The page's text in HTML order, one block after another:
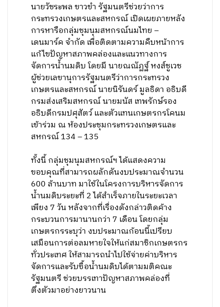
นายวัชระพล ขาวขำ รัฐมนตรีช่วยว่าการ
กระทรวงเกษตรและสหกรณ์ เปิดเผยภายหลัง
การหารือกลุ่มชุมนุมสหกรณ์นมไทย –
เดนมาร์ค จำกัด เพื่อติดตามความคืบหน้าการ
แก้ไขปัญหาสภาพคล่องและแนวทางการ
จัดการน้ำนมดิบ โดยมี นายณณัฏฐ์ หงส์ชูเวช
ผู้ช่วยเลขานุการรัฐมนตรีว่าการกระทรวง
เกษตรและสหกรณ์ นายนิรันดร์ มูลธิดา อธิบดี
กรมส่งเสริมสหกรณ์ นายมนัส เทพรักษ์รอง
อธิบดีกรมปศุสัตว์ และตัวแทนเกษตรกรโคนม
เข้าร่วม ณ ห้องประชุมกระทรวงเกษตรและ
สหกรณ์ 134 – 135
ทั้งนี้ กลุ่มชุมนุมสหกรณ์ฯ ได้แสดงความ
ขอบคุณที่สามารถผลักดันงบประมาณจำนวน
600 ล้านบาท มาใช้ในโครงการบริหารจัดการ
น้ำนมดิบระยะที่ 2 ได้สำเร็จภายในระยะเวลา
เพียง 7 วัน หลังจากที่เรื่องดังกล่าวติดค้าง
กระบวนการมานานกว่า 7 เดือน โดยกลุ่ม
เกษตรกรระบุว่า งบประมาณก้อนนี้เปรียบ
เสมือนการต่อลมหายใจให้แก่สมาชิกเกษตรกร
ทั่วประเทศ ให้สามารถนำไปใช้จ่ายค่าบริหาร
จัดการและรับซื้อน้ำนมดิบได้ตามมติคณะ
รัฐมนตรี ช่วยบรรเทาปัญหาสภาพคล่องที่
ตึงตัวมาอย่างยาวนาน